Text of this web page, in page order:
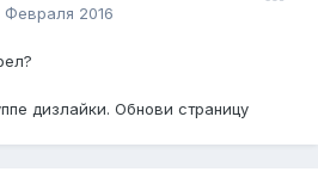
Февраля 2016
дизлайки. Обнови страницу